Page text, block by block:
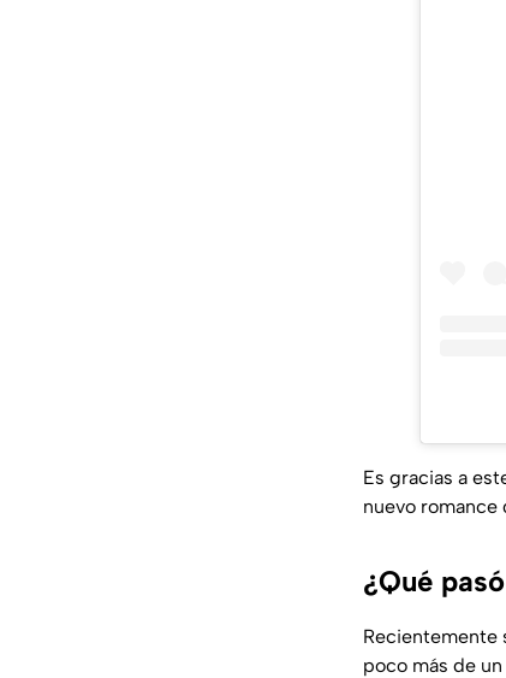
Es gracias a
nuevo romance
¿Qué
Recientemente
poco más de